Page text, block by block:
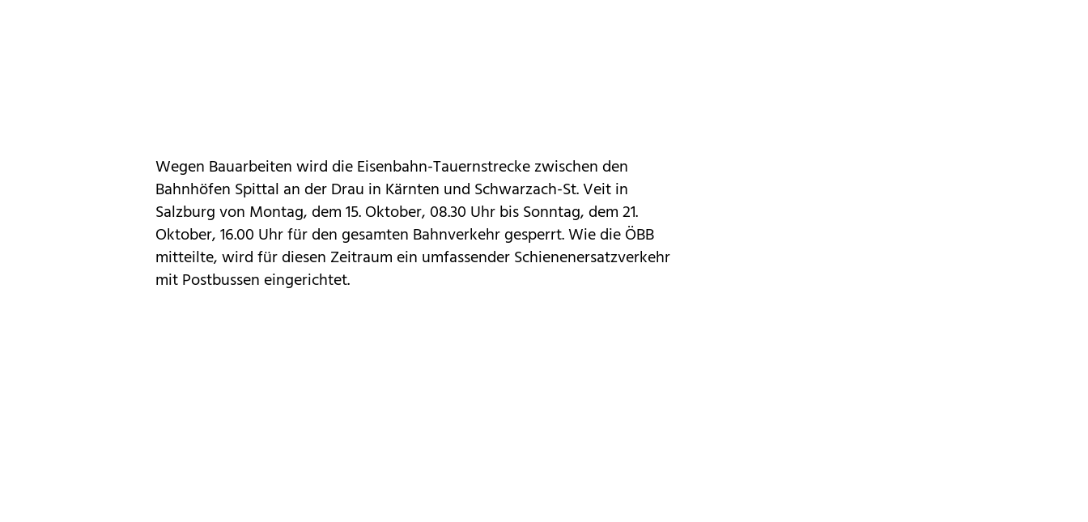
Wegen Bauarbeiten wird die Eisenbahn-Tauernstrecke zwischen den
Bahnhöfen Spittal an der Drau in Kärnten und Schwarzach-St. Veit in
Salzburg von Montag, dem 15. Oktober, 08.30 Uhr bis Sonntag, dem 21.
Oktober, 16.00 Uhr für den gesamten Bahnverkehr gesperrt. Wie die ÖBB
mitteilte, wird für diesen Zeitraum ein umfassender Schienenersatzverkehr
mit Postbussen eingerichtet.